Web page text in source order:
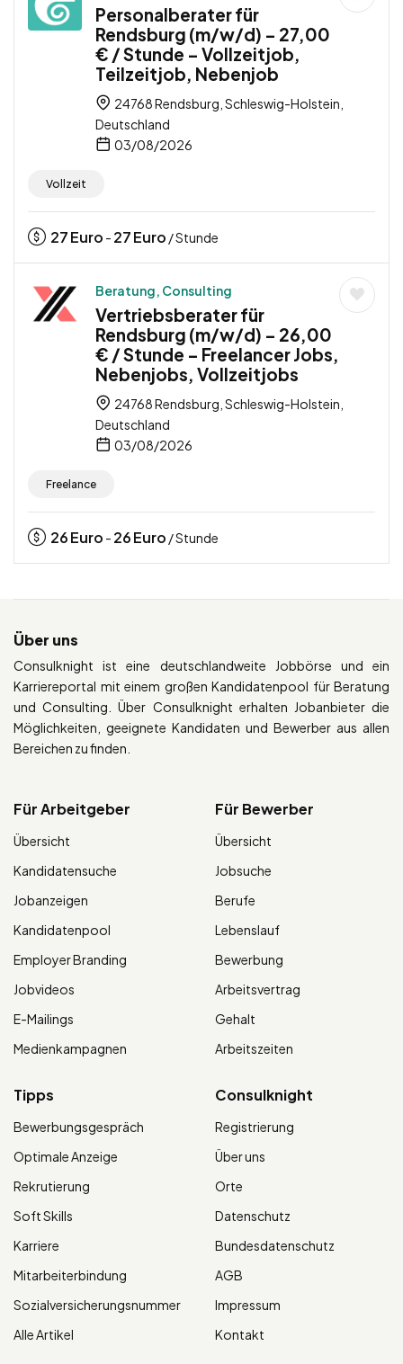
Personalberater für
Rendsburg (m/w/d) – 27,00
€ / Stunde – Vollzeitjob,
Teilzeitjob, Nebenjob
24768 Rendsburg, Schleswig-Holstein,
Deutschland
03/08/2026
Vollzeit
27Euro - 27Euro / Stunde
Beratung, Consulting
Vertriebsberater für
Rendsburg (m/w/d) – 26,00
€ / Stunde – Freelancer Jobs,
Nebenjobs, Vollzeitjobs
24768 Rendsburg, Schleswig-Holstein,
Deutschland
03/08/2026
Freelance
26Euro - 26Euro / Stunde
Über uns
Consulknight ist eine deutschlandweite Jobbörse und ein
Karriereportal mit einem großen Kandidatenpool für Beratung
und Consulting. Über Consulknight erhalten Jobanbieter die
Möglichkeiten, geeignete Kandidaten und Bewerber aus allen
Bereichen zu finden.
Für Arbeitgeber
Übersicht
Kandidatensuche
Jobanzeigen
Kandidatenpool
Employer Branding
Jobvideos
E-Mailings
Medienkampagnen
Für Bewerber
Übersicht
Jobsuche
Berufe
Lebenslauf
Bewerbung
Arbeitsvertrag
Gehalt
Arbeitszeiten
Tipps
Bewerbungsgespräch
Optimale Anzeige
Rekrutierung
Soft Skills
Karriere
Mitarbeiterbindung
Sozialversicherungsnummer
Alle Artikel
Consulknight
Registrierung
Über uns
Orte
Datenschutz
Bundesdatenschutz
AGB
Impressum
Kontakt